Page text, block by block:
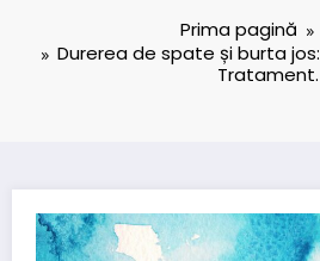
Prima pagină
Durerea de spate și burta
Tratament.